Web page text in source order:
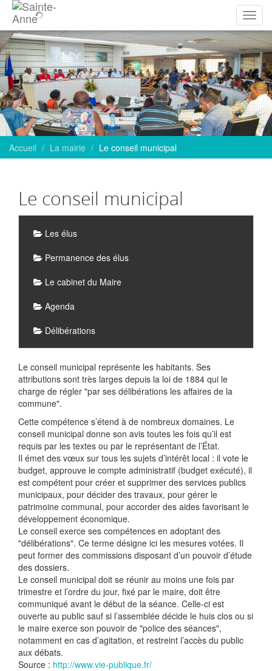
la
Accueil La mairie Le conseil municipal
Le conseil municipal
Sous-
rubriques
Les élus
Permanence des élus
Le cabinet du Maire
Agenda
Délibérations
Le conseil municipal représente les habitants. Ses
attributions sont très larges depuis la loi de 1884 qui le
charge de régler "par ses délibérations les affaires de la
commune".
Cette compétence s’étend à de nombreux domaines. Le
conseil municipal donne son avis toutes les fois qu’il est
requis par les textes ou par le représentant de l’État.
Il émet des vœux sur tous les sujets d’intérêt local : il vote le
budget, approuve le compte administratif (budget exécuté), il
est compétent pour créer et supprimer des services publics
municipaux, pour décider des travaux, pour gérer le
patrimoine communal, pour accorder des aides favorisant le
développement économique.
Le conseil exerce ses compétences en adoptant des
"délibérations". Ce terme désigne ici les mesures votées. Il
peut former des commissions disposant d’un pouvoir d’étude
des dossiers.
Le conseil municipal doit se réunir au moins une fois par
trimestre et l’ordre du jour, fixé par le maire, doit être
communiqué avant le début de la séance. Celle-ci est
ouverte au public sauf si l’assemblée décide le huis clos ou si
le maire exerce son pouvoir de "police des séances",
notamment en cas d’agitation, et restreint l’accès du public
aux débats.
Source : http://www.vie-publique.fr/